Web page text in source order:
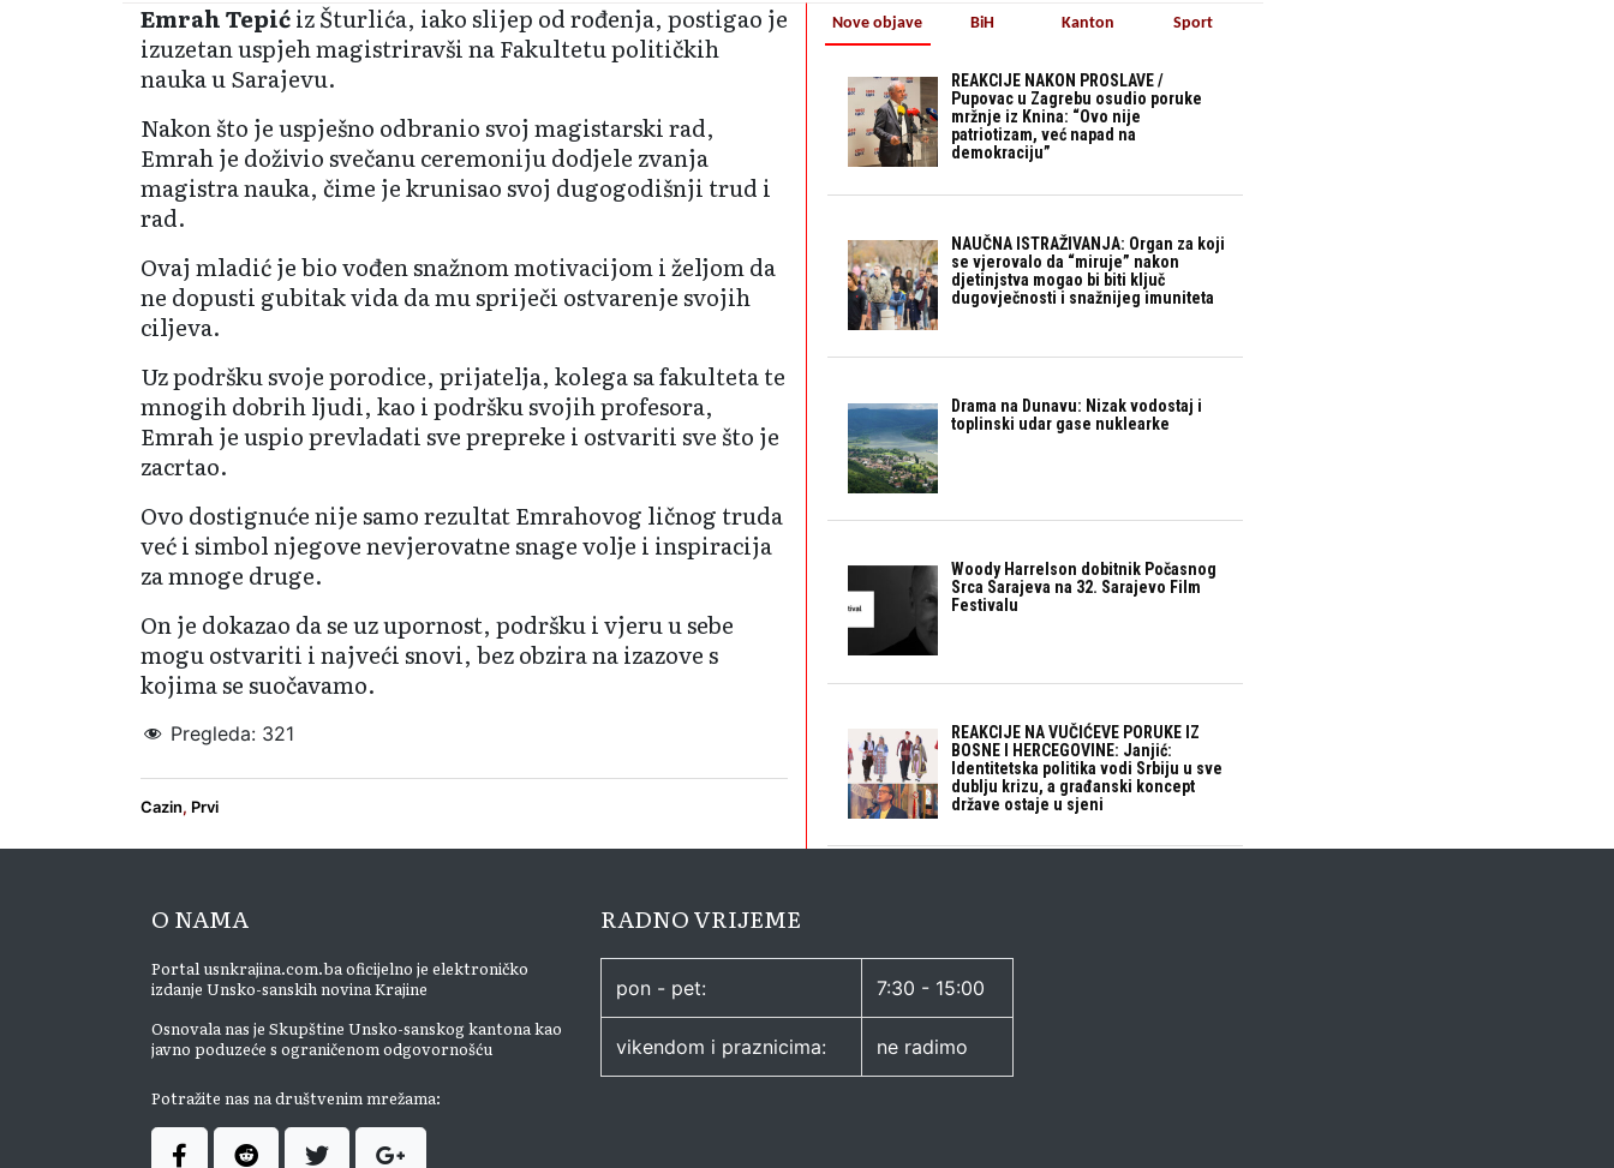
Еmrah Tepićiz Šturlića, iako slijep od rođenja, postigao je
izuzetan uspjeh magistriravši na Fakultetu političkih
nauka u Sarajevu.
Nakon što je uspješno odbranio svoj magistarski rad,
Еmrah je doživio svečanu ceremoniju dodjele zvanja
magistra nauka, čime je krunisao svoj dugogodišnji trud i
rad.
Ovaj mladić je bio vođen snažnom motivacijom i željom da
ne dopusti gubitak vida da mu spriječi ostvarenje svojih
ciljeva.
Uz podršku svoje porodice, prijatelja, kolega sa fakulteta te
mnogih dobrih ljudi, kao i podršku svojih profesora,
Еmrah je uspio prevladati sve prepreke i ostvariti sve što je
zacrtao.
Ovo dostignuće nije samo rezultat Еmrahovog ličnog truda
već i simbol njegove nevjerovatne snage volje i inspiracija
za mnoge druge.
On je dokazao da se uz upornost, podršku i vjeru u sebe
mogu ostvariti i najveći snovi, bez obzira na izazove s
kojima se suočavamo.
Pregleda: 321
Cazin, Prvi
Nove objave
REAKCIJE NAKON PROSLAVE /
Pupovac u Zagrebu osudio poruke
mržnje iz Knina: “Ovo nije
patriotizam, već napad na
demokraciju”
NAUČNA ISTRAŽIVANJA: Organ za koji
se vjerovalo da “miruje” nakon
djetinjstva mogao bi biti ključ
dugovječnosti i snažnijeg imuniteta
Drama na Dunavu: Nizak vodostaj i
toplinski udar gase nuklearke
Woody Harrelson dobitnik Počasnog
Srca Sarajeva na 32. Sarajevo Film
Festivalu
REAKCIJE NA VUČIĆEVE PORUKE IZ
BOSNE I HERCEGOVINE: Janjić:
Identitetska politika vodi Srbiju u sve
dublju krizu, a građanski koncept
države ostaje u sjeni
BiH Kanton Sport
O NAMA
Portal usnkrajina.com.ba oficijelno je elektroničko
izdanje Unsko-sanskih novina Krajine
Osnovala nas je Skupštine Unsko-sanskog kantona kao
javno poduzeće s ograničenom odgovornošću
Potražite nas na društvenim mrežama:
RADNO VRIJEME
pon - pet: 7:30 - 15:00
vikendom i praznicima: ne radimo